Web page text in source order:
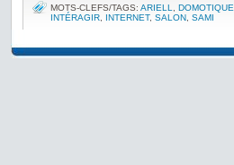
MOTS-CLEFS/TAGS: ARIELL DOMOTIQUE
INTÉRAGIR
INTERNET, SALON SAMI